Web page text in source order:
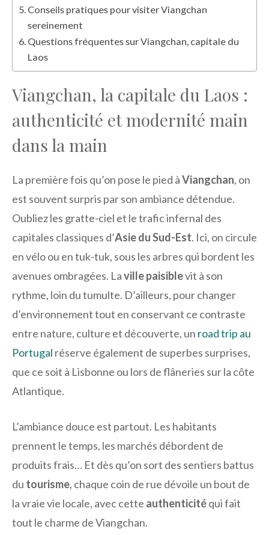
Conseils pratiques pour visiter Viangchan
sereinement
Questions fréquentes sur Viangchan, capitale du
Laos
Viangchan, la capitale du Laos :
authenticité et modernité main
dans la main
La première fois qu’on pose le pied àViangchan, on
est souvent surpris par son ambiance détendue.
Oubliez les gratte-ciel et le trafic infernal des
capitales classiques d’Asie du Sud-Est. Ici, on circule
en vélo ou en tuk-tuk, sous les arbres qui bordent les
avenues ombragées. Laville paisiblevit à son
rythme, loin du tumulte. D’ailleurs, pour changer
d’environnement tout en conservant ce contraste
entre nature, culture et découverte, un road trip au
Portugal réserve également de superbes surprises,
que ce soit à Lisbonne ou lors de flâneries sur la côte
Atlantique.
L’ambiance douce est partout. Les habitants
prennent le temps, les marchés débordent de
produits frais… Et dès qu’on sort des sentiers battus
du tourisme, chaque coin de rue dévoile un bout de
la vraie vie locale, avec cette authenticitéqui fait
tout le charme de Viangchan.